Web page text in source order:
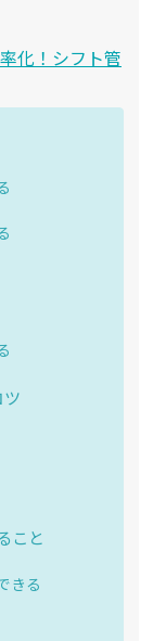
化！シフト管
こと
きる